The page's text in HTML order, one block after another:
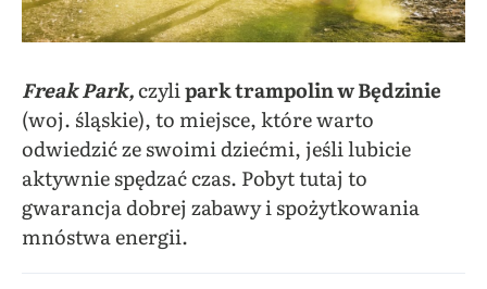
Freak Park,czylipark trampolin w Będzinie
(woj. śląskie), to miejsce, które warto
odwiedzić ze swoimi dziećmi, jeśli lubicie
aktywnie spędzać czas. Pobyt tutaj to
gwarancja dobrej zabawy i spożytkowania
mnóstwa energii.